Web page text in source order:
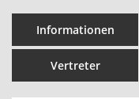
Informationen
Vertreter